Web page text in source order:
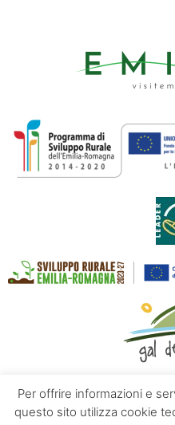
Per offrire informazioni e
questo sito utilizza cookie